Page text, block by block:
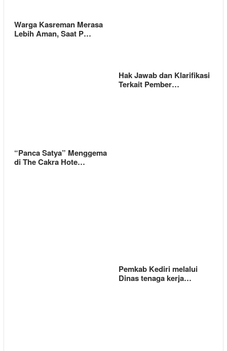
Warga Kasreman Merasa
Lebih Aman, Saat P…
Hak Jawab dan Klarifikasi
Terkait Pember…
“Panca Satya” Menggema
di The Cakra Hote…
Pemkab Kediri melalui
Dinas tenaga kerja…